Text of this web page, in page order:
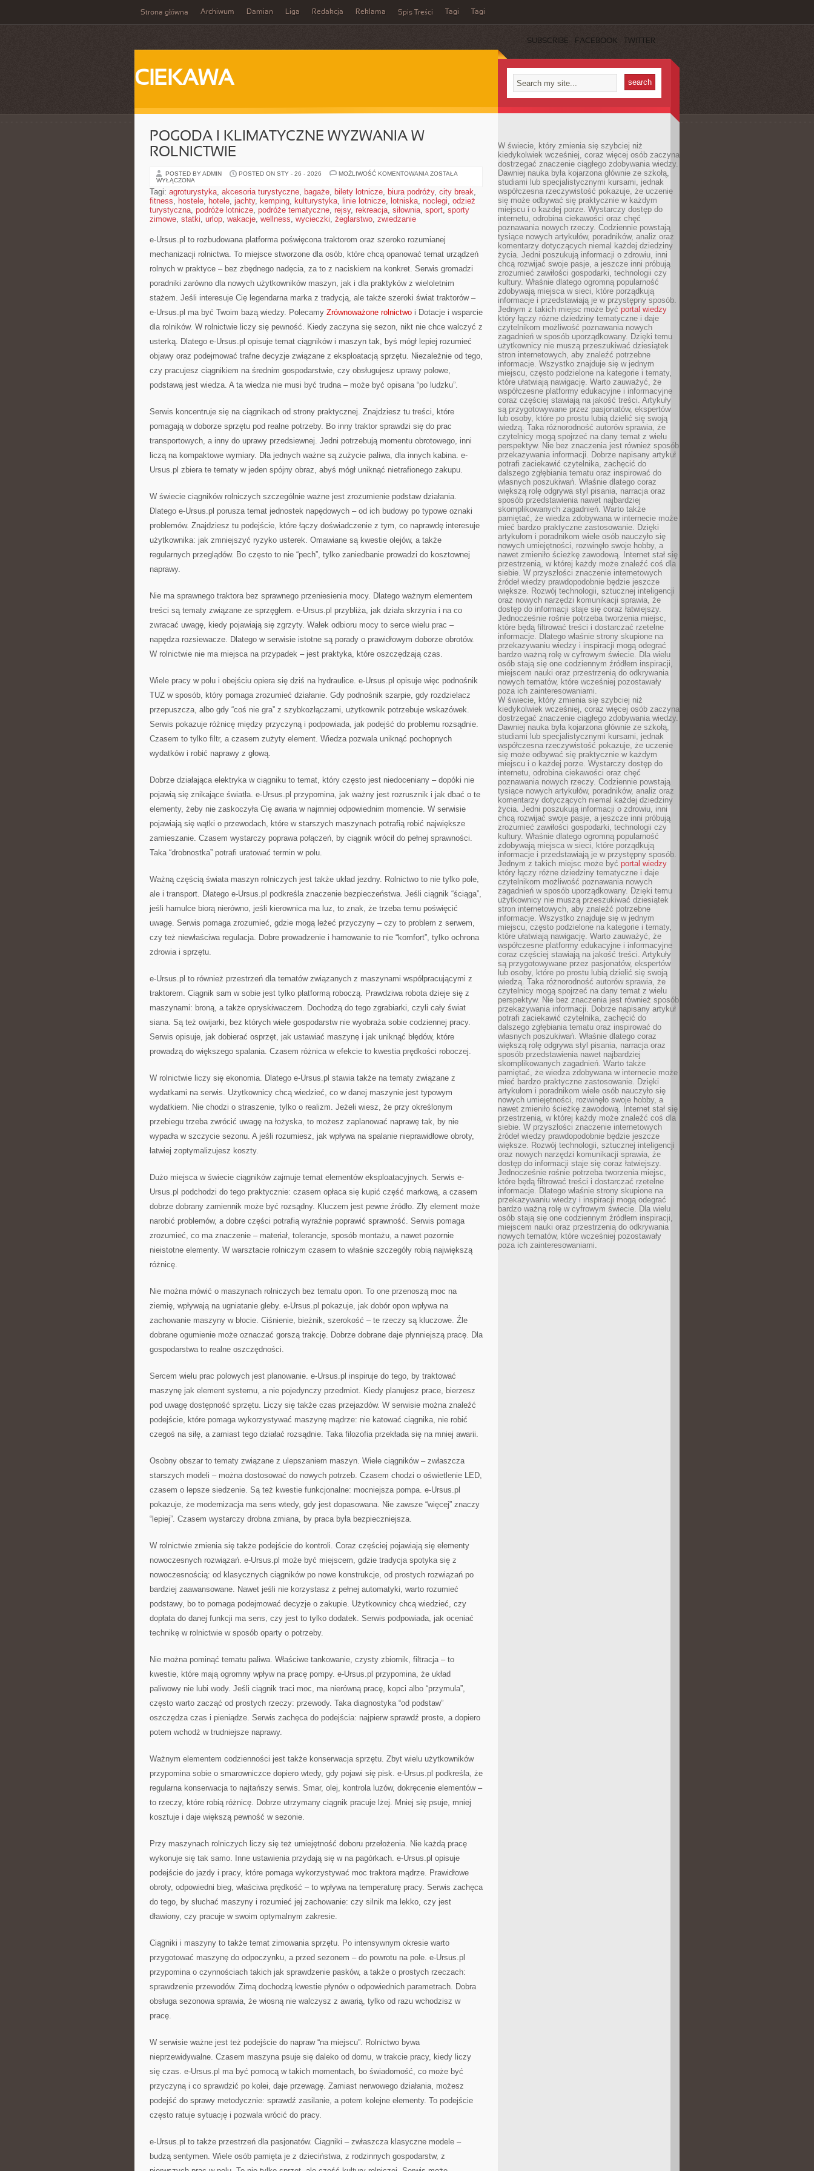
Strona główna Archiwum Damian Liga Redakcja Reklama Spis Treści Tagi Tagi
SUBSCRIBE FACEBOOK TWITTER
CIEKAWA
POGODA I KLIMATYCZNE WYZWANIA W
ROLNICTWIE
POSTED BY ADMIN POSTED ON STY - 26 - 2026 MOŻLIWOŚĆ KOMENTOWANIA POGODA
WYZWANIA
W
ROLNICTWIE
ZOSTAŁA
WYŁĄCZONA
Tagi: agroturystyka, akcesoria turystyczne, bagaże, bilety lotnicze, biura podróży, city break,
fitness, hostele, hotele, jachty, kemping, kulturystyka, linie lotnicze, lotniska, noclegi, odzież
turystyczna, podróże lotnicze, podróże tematyczne, rejsy, rekreacja, siłownia, sport, sporty
zimowe, statki, urlop, wakacje, wellness, wycieczki, żeglarstwo, zwiedzanie
e-Ursus.pl to rozbudowana platforma poświęcona traktorom oraz szeroko rozumianej
mechanizacji rolnictwa. To miejsce stworzone dla osób, które chcą opanować temat urządzeń
rolnych w praktyce – bez zbędnego nadęcia, za to z naciskiem na konkret. Serwis gromadzi
poradniki zarówno dla nowych użytkowników maszyn, jak i dla praktyków z wieloletnim
stażem. Jeśli interesuje Cię legendarna marka z tradycją, ale także szeroki świat traktorów –
e-Ursus.pl ma być Twoim bazą wiedzy. Polecamy Zrównoważone rolnictwo i Dotacje i wsparcie
dla rolników. W rolnictwie liczy się pewność. Kiedy zaczyna się sezon, nikt nie chce walczyć z
usterką. Dlatego e-Ursus.pl opisuje temat ciągników i maszyn tak, byś mógł lepiej rozumieć
objawy oraz podejmować trafne decyzje związane z eksploatacją sprzętu. Niezależnie od tego,
czy pracujesz ciągnikiem na średnim gospodarstwie, czy obsługujesz uprawy polowe,
podstawą jest wiedza. A ta wiedza nie musi być trudna – może być opisana “po ludzku”.
Serwis koncentruje się na ciągnikach od strony praktycznej. Znajdziesz tu treści, które
pomagają w doborze sprzętu pod realne potrzeby. Bo inny traktor sprawdzi się do prac
transportowych, a inny do uprawy przedsiewnej. Jedni potrzebują momentu obrotowego, inni
liczą na kompaktowe wymiary. Dla jednych ważne są zużycie paliwa, dla innych kabina. e-
Ursus.pl zbiera te tematy w jeden spójny obraz, abyś mógł uniknąć nietrafionego zakupu.
W świecie ciągników rolniczych szczególnie ważne jest zrozumienie podstaw działania.
Dlatego e-Ursus.pl porusza temat jednostek napędowych – od ich budowy po typowe oznaki
problemów. Znajdziesz tu podejście, które łączy doświadczenie z tym, co naprawdę interesuje
użytkownika: jak zmniejszyć ryzyko usterek. Omawiane są kwestie olejów, a także
regularnych przeglądów. Bo często to nie “pech”, tylko zaniedbanie prowadzi do kosztownej
naprawy.
Nie ma sprawnego traktora bez sprawnego przeniesienia mocy. Dlatego ważnym elementem
treści są tematy związane ze sprzęgłem. e-Ursus.pl przybliża, jak działa skrzynia i na co
zwracać uwagę, kiedy pojawiają się zgrzyty. Wałek odbioru mocy to serce wielu prac –
napędza rozsiewacze. Dlatego w serwisie istotne są porady o prawidłowym doborze obrotów.
W rolnictwie nie ma miejsca na przypadek – jest praktyka, które oszczędzają czas.
Wiele pracy w polu i obejściu opiera się dziś na hydraulice. e-Ursus.pl opisuje więc podnośnik
TUZ w sposób, który pomaga zrozumieć działanie. Gdy podnośnik szarpie, gdy rozdzielacz
przepuszcza, albo gdy “coś nie gra” z szybkozłączami, użytkownik potrzebuje wskazówek.
Serwis pokazuje różnicę między przyczyną i podpowiada, jak podejść do problemu rozsądnie.
Czasem to tylko filtr, a czasem zużyty element. Wiedza pozwala uniknąć pochopnych
wydatków i robić naprawy z głową.
Dobrze działająca elektryka w ciągniku to temat, który często jest niedoceniany – dopóki nie
pojawią się znikające światła. e-Ursus.pl przypomina, jak ważny jest rozrusznik i jak dbać o te
elementy, żeby nie zaskoczyła Cię awaria w najmniej odpowiednim momencie. W serwisie
pojawiają się wątki o przewodach, które w starszych maszynach potrafią robić największe
zamieszanie. Czasem wystarczy poprawa połączeń, by ciągnik wrócił do pełnej sprawności.
Taka “drobnostka” potrafi uratować termin w polu.
Ważną częścią świata maszyn rolniczych jest także układ jezdny. Rolnictwo to nie tylko pole,
ale i transport. Dlatego e-Ursus.pl podkreśla znaczenie bezpieczeństwa. Jeśli ciągnik “ściąga”,
jeśli hamulce biorą nierówno, jeśli kierownica ma luz, to znak, że trzeba temu poświęcić
uwagę. Serwis pomaga zrozumieć, gdzie mogą leżeć przyczyny – czy to problem z serwem,
czy też niewłaściwa regulacja. Dobre prowadzenie i hamowanie to nie “komfort”, tylko ochrona
zdrowia i sprzętu.
e-Ursus.pl to również przestrzeń dla tematów związanych z maszynami współpracującymi z
traktorem. Ciągnik sam w sobie jest tylko platformą roboczą. Prawdziwa robota dzieje się z
maszynami: broną, a także opryskiwaczem. Dochodzą do tego zgrabiarki, czyli cały świat
siana. Są też owijarki, bez których wiele gospodarstw nie wyobraża sobie codziennej pracy.
Serwis opisuje, jak dobierać osprzęt, jak ustawiać maszynę i jak uniknąć błędów, które
prowadzą do większego spalania. Czasem różnica w efekcie to kwestia prędkości roboczej.
W rolnictwie liczy się ekonomia. Dlatego e-Ursus.pl stawia także na tematy związane z
wydatkami na serwis. Użytkownicy chcą wiedzieć, co w danej maszynie jest typowym
wydatkiem. Nie chodzi o straszenie, tylko o realizm. Jeżeli wiesz, że przy określonym
przebiegu trzeba zwrócić uwagę na łożyska, to możesz zaplanować naprawę tak, by nie
wypadła w szczycie sezonu. A jeśli rozumiesz, jak wpływa na spalanie nieprawidłowe obroty,
łatwiej zoptymalizujesz koszty.
Dużo miejsca w świecie ciągników zajmuje temat elementów eksploatacyjnych. Serwis e-
Ursus.pl podchodzi do tego praktycznie: czasem opłaca się kupić część markową, a czasem
dobrze dobrany zamiennik może być rozsądny. Kluczem jest pewne źródło. Zły element może
narobić problemów, a dobre części potrafią wyraźnie poprawić sprawność. Serwis pomaga
zrozumieć, co ma znaczenie – materiał, tolerancje, sposób montażu, a nawet pozornie
nieistotne elementy. W warsztacie rolniczym czasem to właśnie szczegóły robią największą
różnicę.
Nie można mówić o maszynach rolniczych bez tematu opon. To one przenoszą moc na
ziemię, wpływają na ugniatanie gleby. e-Ursus.pl pokazuje, jak dobór opon wpływa na
zachowanie maszyny w błocie. Ciśnienie, bieżnik, szerokość – te rzeczy są kluczowe. Źle
dobrane ogumienie może oznaczać gorszą trakcję. Dobrze dobrane daje płynniejszą pracę. Dla
gospodarstwa to realne oszczędności.
Sercem wielu prac polowych jest planowanie. e-Ursus.pl inspiruje do tego, by traktować
maszynę jak element systemu, a nie pojedynczy przedmiot. Kiedy planujesz prace, bierzesz
pod uwagę dostępność sprzętu. Liczy się także czas przejazdów. W serwisie można znaleźć
podejście, które pomaga wykorzystywać maszynę mądrze: nie katować ciągnika, nie robić
czegoś na siłę, a zamiast tego działać rozsądnie. Taka filozofia przekłada się na mniej awarii.
Osobny obszar to tematy związane z ulepszaniem maszyn. Wiele ciągników – zwłaszcza
starszych modeli – można dostosować do nowych potrzeb. Czasem chodzi o oświetlenie LED,
czasem o lepsze siedzenie. Są też kwestie funkcjonalne: mocniejsza pompa. e-Ursus.pl
pokazuje, że modernizacja ma sens wtedy, gdy jest dopasowana. Nie zawsze “więcej” znaczy
“lepiej”. Czasem wystarczy drobna zmiana, by praca była bezpieczniejsza.
W rolnictwie zmienia się także podejście do kontroli. Coraz częściej pojawiają się elementy
nowoczesnych rozwiązań. e-Ursus.pl może być miejscem, gdzie tradycja spotyka się z
nowoczesnością: od klasycznych ciągników po nowe konstrukcje, od prostych rozwiązań po
bardziej zaawansowane. Nawet jeśli nie korzystasz z pełnej automatyki, warto rozumieć
podstawy, bo to pomaga podejmować decyzje o zakupie. Użytkownicy chcą wiedzieć, czy
dopłata do danej funkcji ma sens, czy jest to tylko dodatek. Serwis podpowiada, jak oceniać
technikę w rolnictwie w sposób oparty o potrzeby.
Nie można pominąć tematu paliwa. Właściwe tankowanie, czysty zbiornik, filtracja – to
kwestie, które mają ogromny wpływ na pracę pompy. e-Ursus.pl przypomina, że układ
paliwowy nie lubi wody. Jeśli ciągnik traci moc, ma nierówną pracę, kopci albo “przymula”,
często warto zacząć od prostych rzeczy: przewody. Taka diagnostyka “od podstaw”
oszczędza czas i pieniądze. Serwis zachęca do podejścia: najpierw sprawdź proste, a dopiero
potem wchodź w trudniejsze naprawy.
Ważnym elementem codzienności jest także konserwacja sprzętu. Zbyt wielu użytkowników
przypomina sobie o smarowniczce dopiero wtedy, gdy pojawi się pisk. e-Ursus.pl podkreśla, że
regularna konserwacja to najtańszy serwis. Smar, olej, kontrola luzów, dokręcenie elementów –
to rzeczy, które robią różnicę. Dobrze utrzymany ciągnik pracuje lżej. Mniej się psuje, mniej
kosztuje i daje większą pewność w sezonie.
Przy maszynach rolniczych liczy się też umiejętność doboru przełożenia. Nie każdą pracę
wykonuje się tak samo. Inne ustawienia przydają się w na pagórkach. e-Ursus.pl opisuje
podejście do jazdy i pracy, które pomaga wykorzystywać moc traktora mądrze. Prawidłowe
obroty, odpowiedni bieg, właściwa prędkość – to wpływa na temperaturę pracy. Serwis zachęca
do tego, by słuchać maszyny i rozumieć jej zachowanie: czy silnik ma lekko, czy jest
dławiony, czy pracuje w swoim optymalnym zakresie.
Ciągniki i maszyny to także temat zimowania sprzętu. Po intensywnym okresie warto
przygotować maszynę do odpoczynku, a przed sezonem – do powrotu na pole. e-Ursus.pl
przypomina o czynnościach takich jak sprawdzenie pasków, a także o prostych rzeczach:
sprawdzenie przewodów. Zimą dochodzą kwestie płynów o odpowiednich parametrach. Dobra
obsługa sezonowa sprawia, że wiosną nie walczysz z awarią, tylko od razu wchodzisz w
pracę.
W serwisie ważne jest też podejście do napraw “na miejscu”. Rolnictwo bywa
nieprzewidywalne. Czasem maszyna psuje się daleko od domu, w trakcie pracy, kiedy liczy
się czas. e-Ursus.pl ma być pomocą w takich momentach, bo świadomość, co może być
przyczyną i co sprawdzić po kolei, daje przewagę. Zamiast nerwowego działania, możesz
podejść do sprawy metodycznie: sprawdź zasilanie, a potem kolejne elementy. To podejście
często ratuje sytuację i pozwala wrócić do pracy.
e-Ursus.pl to także przestrzeń dla pasjonatów. Ciągniki – zwłaszcza klasyczne modele –
budzą sentymen. Wiele osób pamięta je z dzieciństwa, z rodzinnych gospodarstw, z
W świecie, który zmienia się szybciej niż
kiedykolwiek wcześniej, coraz więcej osób zaczyna
dostrzegać znaczenie ciągłego zdobywania wiedzy.
Dawniej nauka była kojarzona głównie ze szkołą,
studiami lub specjalistycznymi kursami, jednak
współczesna rzeczywistość pokazuje, że uczenie
się może odbywać się praktycznie w każdym
miejscu i o każdej porze. Wystarczy dostęp do
internetu, odrobina ciekawości oraz chęć
poznawania nowych rzeczy. Codziennie powstają
tysiące nowych artykułów, poradników, analiz oraz
komentarzy dotyczących niemal każdej dziedziny
życia. Jedni poszukują informacji o zdrowiu, inni
chcą rozwijać swoje pasje, a jeszcze inni próbują
zrozumieć zawiłości gospodarki, technologii czy
kultury. Właśnie dlatego ogromną popularność
zdobywają miejsca w sieci, które porządkują
informacje i przedstawiają je w przystępny sposób.
Jednym z takich miejsc może być portal wiedzy
który łączy różne dziedziny tematyczne i daje
czytelnikom możliwość poznawania nowych
zagadnień w sposób uporządkowany. Dzięki temu
użytkownicy nie muszą przeszukiwać dziesiątek
stron internetowych, aby znaleźć potrzebne
informacje. Wszystko znajduje się w jednym
miejscu, często podzielone na kategorie i tematy,
które ułatwiają nawigację. Warto zauważyć, że
współczesne platformy edukacyjne i informacyjne
coraz częściej stawiają na jakość treści. Artykuły
są przygotowywane przez pasjonatów, ekspertów
lub osoby, które po prostu lubią dzielić się swoją
wiedzą. Taka różnorodność autorów sprawia, że
czytelnicy mogą spojrzeć na dany temat z wielu
perspektyw. Nie bez znaczenia jest również sposób
przekazywania informacji. Dobrze napisany artykuł
potrafi zaciekawić czytelnika, zachęcić do
dalszego zgłębiania tematu oraz inspirować do
własnych poszukiwań. Właśnie dlatego coraz
większą rolę odgrywa styl pisania, narracja oraz
sposób przedstawienia nawet najbardziej
skomplikowanych zagadnień. Warto także
pamiętać, że wiedza zdobywana w internecie może
mieć bardzo praktyczne zastosowanie. Dzięki
artykułom i poradnikom wiele osób nauczyło się
nowych umiejętności, rozwinęło swoje hobby, a
nawet zmieniło ścieżkę zawodową. Internet stał się
przestrzenią, w której każdy może znaleźć coś dla
siebie. W przyszłości znaczenie internetowych
źródeł wiedzy prawdopodobnie będzie jeszcze
większe. Rozwój technologii, sztucznej inteligencji
oraz nowych narzędzi komunikacji sprawia, że
dostęp do informacji staje się coraz łatwiejszy.
Jednocześnie rośnie potrzeba tworzenia miejsc,
które będą filtrować treści i dostarczać rzetelne
informacje. Dlatego właśnie strony skupione na
przekazywaniu wiedzy i inspiracji mogą odegrać
bardzo ważną rolę w cyfrowym świecie. Dla wielu
osób stają się one codziennym źródłem inspiracji,
miejscem nauki oraz przestrzenią do odkrywania
nowych tematów, które wcześniej pozostawały
poza ich zainteresowaniami.
W świecie, który zmienia się szybciej niż
kiedykolwiek wcześniej, coraz więcej osób zaczyna
dostrzegać znaczenie ciągłego zdobywania wiedzy.
Dawniej nauka była kojarzona głównie ze szkołą,
studiami lub specjalistycznymi kursami, jednak
współczesna rzeczywistość pokazuje, że uczenie
się może odbywać się praktycznie w każdym
miejscu i o każdej porze. Wystarczy dostęp do
internetu, odrobina ciekawości oraz chęć
poznawania nowych rzeczy. Codziennie powstają
tysiące nowych artykułów, poradników, analiz oraz
komentarzy dotyczących niemal każdej dziedziny
życia. Jedni poszukują informacji o zdrowiu, inni
chcą rozwijać swoje pasje, a jeszcze inni próbują
zrozumieć zawiłości gospodarki, technologii czy
kultury. Właśnie dlatego ogromną popularność
zdobywają miejsca w sieci, które porządkują
informacje i przedstawiają je w przystępny sposób.
Jednym z takich miejsc może być portal wiedzy
który łączy różne dziedziny tematyczne i daje
czytelnikom możliwość poznawania nowych
zagadnień w sposób uporządkowany. Dzięki temu
użytkownicy nie muszą przeszukiwać dziesiątek
stron internetowych, aby znaleźć potrzebne
informacje. Wszystko znajduje się w jednym
miejscu, często podzielone na kategorie i tematy,
które ułatwiają nawigację. Warto zauważyć, że
współczesne platformy edukacyjne i informacyjne
coraz częściej stawiają na jakość treści. Artykuły
są przygotowywane przez pasjonatów, ekspertów
lub osoby, które po prostu lubią dzielić się swoją
wiedzą. Taka różnorodność autorów sprawia, że
czytelnicy mogą spojrzeć na dany temat z wielu
perspektyw. Nie bez znaczenia jest również sposób
przekazywania informacji. Dobrze napisany artykuł
potrafi zaciekawić czytelnika, zachęcić do
dalszego zgłębiania tematu oraz inspirować do
własnych poszukiwań. Właśnie dlatego coraz
większą rolę odgrywa styl pisania, narracja oraz
sposób przedstawienia nawet najbardziej
skomplikowanych zagadnień. Warto także
pamiętać, że wiedza zdobywana w internecie może
mieć bardzo praktyczne zastosowanie. Dzięki
artykułom i poradnikom wiele osób nauczyło się
nowych umiejętności, rozwinęło swoje hobby, a
nawet zmieniło ścieżkę zawodową. Internet stał się
przestrzenią, w której każdy może znaleźć coś dla
siebie. W przyszłości znaczenie internetowych
źródeł wiedzy prawdopodobnie będzie jeszcze
większe. Rozwój technologii, sztucznej inteligencji
oraz nowych narzędzi komunikacji sprawia, że
dostęp do informacji staje się coraz łatwiejszy.
Jednocześnie rośnie potrzeba tworzenia miejsc,
które będą filtrować treści i dostarczać rzetelne
informacje. Dlatego właśnie strony skupione na
przekazywaniu wiedzy i inspiracji mogą odegrać
bardzo ważną rolę w cyfrowym świecie. Dla wielu
osób stają się one codziennym źródłem inspiracji,
miejscem nauki oraz przestrzenią do odkrywania
nowych tematów, które wcześniej pozostawały
poza ich zainteresowaniami.